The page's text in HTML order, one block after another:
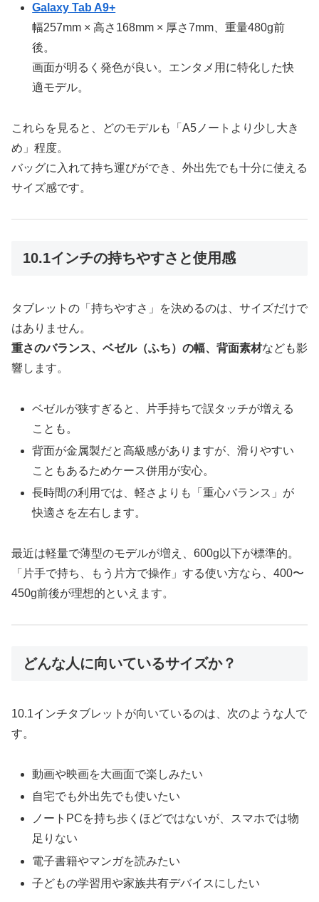
Galaxy Tab A9+
幅257mm × 高さ168mm × 厚さ7mm、重量480g前
後。
画面が明るく発色が良い。エンタメ用に特化した快
適モデル。
これらを見ると、どのモデルも「A5ノートより少し大き
め」程度。
バッグに入れて持ち運びができ、外出先でも十分に使える
サイズ感です。
10.1インチの持ちやすさと使用感
タブレットの「持ちやすさ」を決めるのは、サイズだけで
はありません。
重さのバランス、ベゼル（ふち）の幅、背面素材なども影
響します。
ベゼルが狭すぎると、片手持ちで誤タッチが増える
ことも。
背面が金属製だと高級感がありますが、滑りやすい
こともあるためケース併用が安心。
長時間の利用では、軽さよりも「重心バランス」が
快適さを左右します。
最近は軽量で薄型のモデルが増え、600g以下が標準的。
「片手で持ち、もう片方で操作」する使い方なら、400〜
450g前後が理想的といえます。
どんな人に向いているサイズか？
10.1インチタブレットが向いているのは、次のような人で
す。
動画や映画を大画面で楽しみたい
自宅でも外出先でも使いたい
ノートPCを持ち歩くほどではないが、スマホでは物
足りない
電子書籍やマンガを読みたい
子どもの学習用や家族共有デバイスにしたい